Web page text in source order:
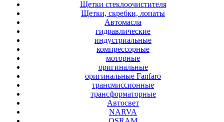
Щетки стеклоочистителя
Щетки, скребки, лопаты
Автомасла
гидравлические
индустриальные
компрессорные
моторные
оригинальные
оригинальные Fanfaro
трансмиссионные
трансформаторные
Автосвет
NARVA